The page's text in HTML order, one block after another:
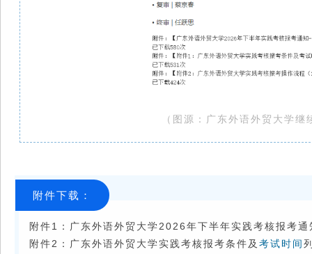
（图源： 广东外语外贸大学继
附件下载：
附件1：广东外语外贸大学2026年下半年实践考核报考
附件2：广东外语外贸大学实践考核报考条件及 考试时间